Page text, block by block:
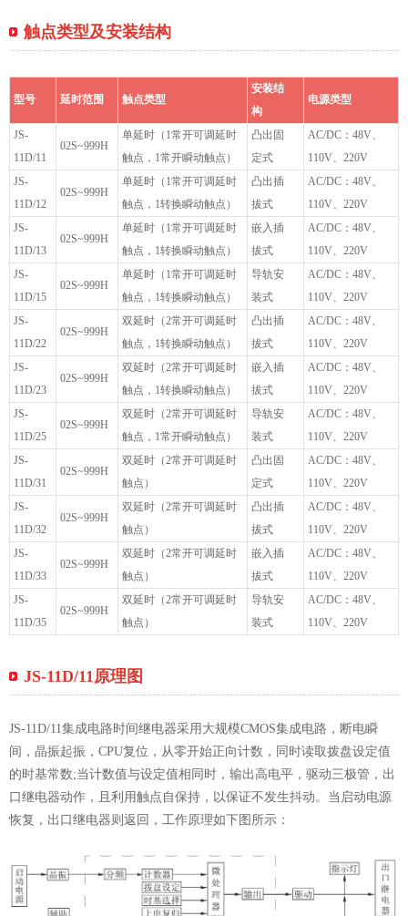
触点类型及安装结构
型号 延时范围 触点类型
安装结
构
电源类型
JS-
11D/11
02S~999H
单延时（1常开可调延时
触点，1常开瞬动触点）
凸出固
定式
AC/DC：48V、
110V、220V
JS-
11D/12
02S~999H
单延时（1常开可调延时
触点，1转换瞬动触点）
凸出插
拔式
AC/DC：48V、
110V、220V
JS-
11D/13
02S~999H
单延时（1常开可调延时
触点，1转换瞬动触点）
嵌入插
拔式
AC/DC：48V、
110V、220V
JS-
11D/15
02S~999H
单延时（1常开可调延时
触点，1转换瞬动触点）
导轨安
装式
AC/DC：48V、
110V、220V
JS-
11D/22
02S~999H
双延时（2常开可调延时
触点，1转换瞬动触点）
凸出插
拔式
AC/DC：48V、
110V、220V
JS-
11D/23
02S~999H
双延时（2常开可调延时
触点，1转换瞬动触点）
嵌入插
拔式
AC/DC：48V、
110V、220V
JS-
11D/25
02S~999H
双延时（2常开可调延时
触点，1常开瞬动触点）
导轨安
装式
AC/DC：48V、
110V、220V
JS-
11D/31
02S~999H
双延时（2常开可调延时
触点）
凸出固
定式
AC/DC：48V、
110V、220V
JS-
11D/32
02S~999H
双延时（2常开可调延时
触点）
凸出插
拔式
AC/DC：48V、
110V、220V
JS-
11D/33
02S~999H
双延时（2常开可调延时
触点）
嵌入插
拔式
AC/DC：48V、
110V、220V
JS-
11D/35
02S~999H
双延时（2常开可调延时
触点）
导轨安
装式
AC/DC：48V、
110V、220V
JS-11D/11原理图
JS-11D/11集成电路时间继电器采用大规模CMOS集成电路，断电瞬
间，晶振起振，CPU复位，从零开始正向计数，同时读取拨盘设定值
的时基常数;当计数值与设定值相同时，输出高电平，驱动三极管，出
口继电器动作，且利用触点自保持，以保证不发生抖动。当启动电源
恢复，出口继电器则返回，工作原理如下图所示：